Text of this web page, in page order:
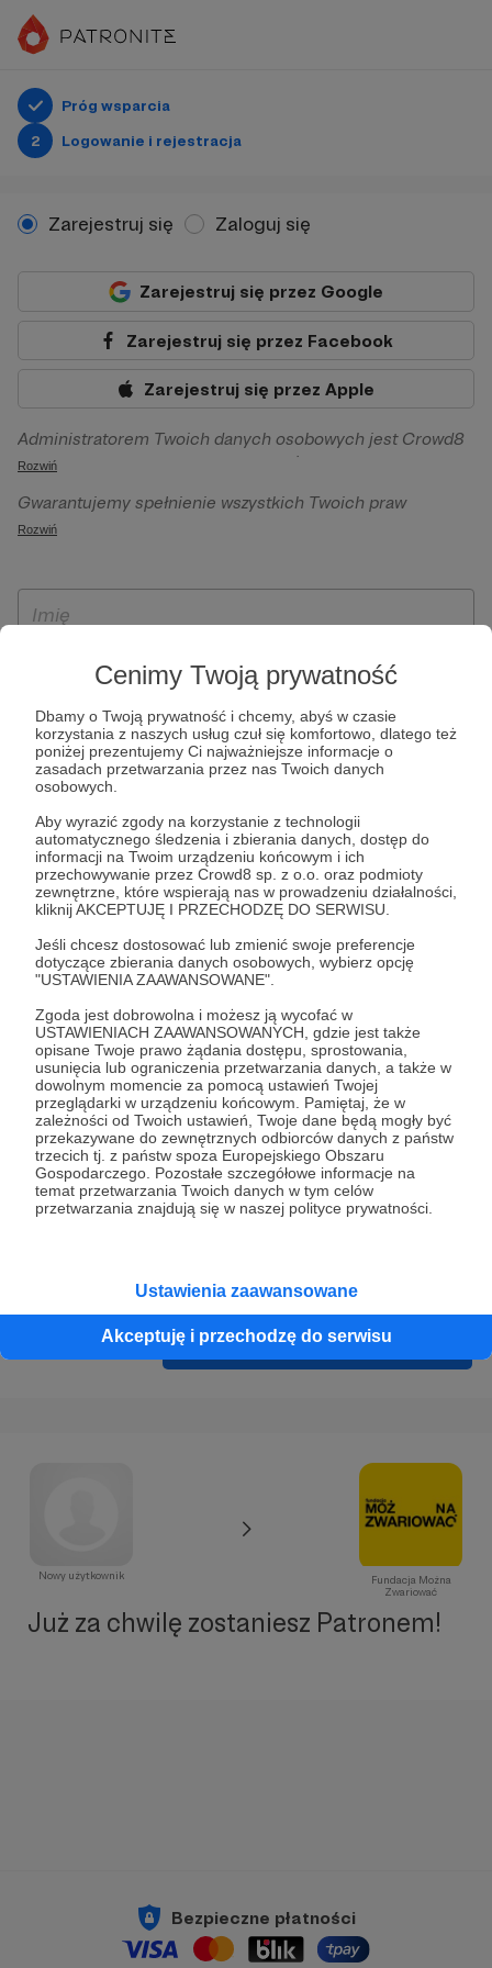
Cenimy Twoją prywatność
Dbamy o Twoją prywatność i chcemy, abyś w czasie
korzystania z naszych usług czuł się komfortowo, dlatego też
poniżej prezentujemy Ci najważniejsze informacje o
zasadach przetwarzania przez nas Twoich danych
osobowych.
Aby wyrazić zgody na korzystanie z technologii
automatycznego śledzenia i zbierania danych, dostęp do
informacji na Twoim urządzeniu końcowym i ich
przechowywanie przez Crowd8 sp. z o.o. oraz podmioty
zewnętrzne, które wspierają nas w prowadzeniu działalności,
kliknij AKCEPTUJĘ I PRZECHODZĘ DO SERWISU.
Jeśli chcesz dostosować lub zmienić swoje preferencje
dotyczące zbierania danych osobowych, wybierz opcję
"USTAWIENIA ZAAWANSOWANE".
Zgoda jest dobrowolna i możesz ją wycofać w
USTAWIENIACH ZAAWANSOWANYCH, gdzie jest także
opisane Twoje prawo żądania dostępu, sprostowania,
usunięcia lub ograniczenia przetwarzania danych, a także w
dowolnym momencie za pomocą ustawień Twojej
przeglądarki w urządzeniu końcowym. Pamiętaj, że w
zależności od Twoich ustawień, Twoje dane będą mogły być
przekazywane do zewnętrznych odbiorców danych z państw
trzecich tj. z państw spoza Europejskiego Obszaru
Gospodarczego. Pozostałe szczegółowe informacje na
temat przetwarzania Twoich danych w tym celów
przetwarzania znajdują się w naszej polityce prywatności.
Ustawienia zaawansowane
Akceptuję i przechodzę do serwisu
Próg wsparcia
2
Logowanie i rejestracja
Zarejestruj się Zaloguj się
Zarejestruj się przez Google
Zarejestruj się przez Facebook
Zarejestruj się przez Apple
Administratorem Twoich danych osobowych jest Crowd8
sp. z o.o. z siedziba w Warszawie, ul. Żwirki i Wigury 16, 02-
092 Warszawa. Twoje dane osobowe będą przetwarzane w
szczególności w celu wykonania umowy zawartej z Tobą, w
Patronite.pl, w tym możliwości dokonywania oraz
otrzymywania wsparcia na naszej platformie oraz
Rozwiń
Gwarantujemy spełnienie wszystkich Twoich praw
wynikających z ogólnego rozporządzenia o ochronie
ich przenoszenia, niepodlegania zautomatyzowanemu
wyrażenia sprzeciwu wobec przetwarzania Twoich danych
osobowych. Rejestracja dla osób niepełnoletnich możliwa
jest po przekazaniu podpisanego formularza "Zgodna na
założenie konta przez osobę niepełnoletnią", formularz
dostępny jest na stronie regulaminu Patronite.pl.
Rozwiń
* Zapoznałem się i akceptujęRegulaminserwisu oraz
Prywatności.
* Wyrażam zgodę na przetwarzanie moich danych
osobowych podanych w formularzu rejestracyjnym w celu
prawidłowego świadczenia usług serwisu Patronite.
Wyrażam zgodę na otrzymywanie drogą elektroniczną
informacji handlowych - newslettera. Opcja ta może zostać
zmieniona w ustawieniach konta.
Cofnij Zarejestruj się i przejdź dalej
Nowy użytkownik
Fundacja Można
Zwariować
Już za chwilę zostaniesz Patronem!
Bezpieczne płatności